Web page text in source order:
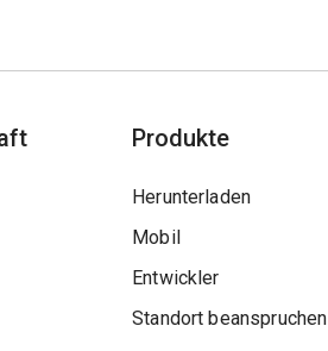
Produkte
Herunterladen
Mobil
Entwickler
Standort beanspruchen